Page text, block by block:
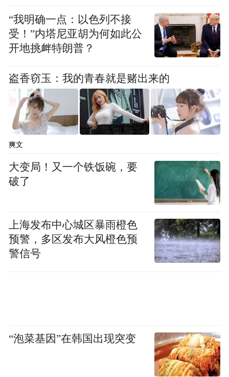
“我明确一点：以色列不接
受！”内塔尼亚胡为何如此公
开地挑衅特朗普？
盗香窃玉：我的青春就是赌出来的
爽文
大变局！又一个铁饭碗，要
破了
上海发布中心城区暴雨橙色
预警，多区发布大风橙色预
警信号
“泡菜基因”在韩国出现突变